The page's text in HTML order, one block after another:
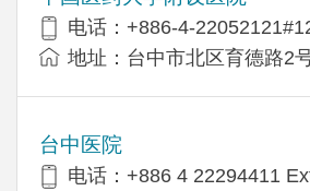
电话：+886-4-
地址：台中市北区育德路2
台中医院
电话：+886 4 22294411